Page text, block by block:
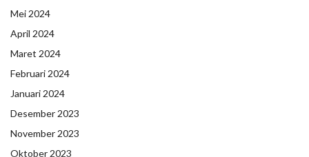
Mei 2024
April 2024
Maret 2024
Februari 2024
Januari 2024
Desember 2023
November 2023
Oktober 2023